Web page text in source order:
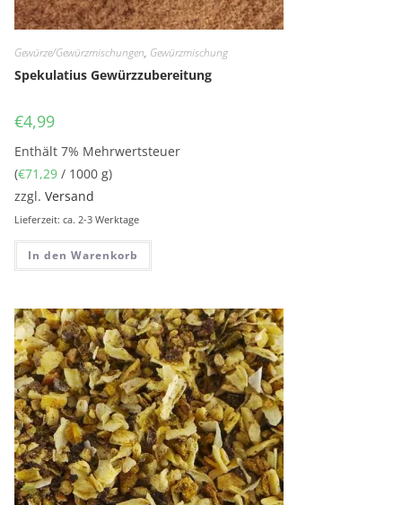
Gewürze/Gewürzmischungen, Gewürzmischung
Spekulatius Gewürzzubereitung
€4,99
Enthält 7% Mehrwertsteuer
(€71,29 / 1000 g)
zzgl.Versand
Lieferzeit: ca. 2-3 Werktage
In den Warenkorb